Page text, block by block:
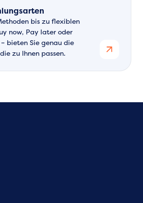
bis zu flexiblen
now, Pay later oder
bieten Sie genau die
zu Ihnen passen.